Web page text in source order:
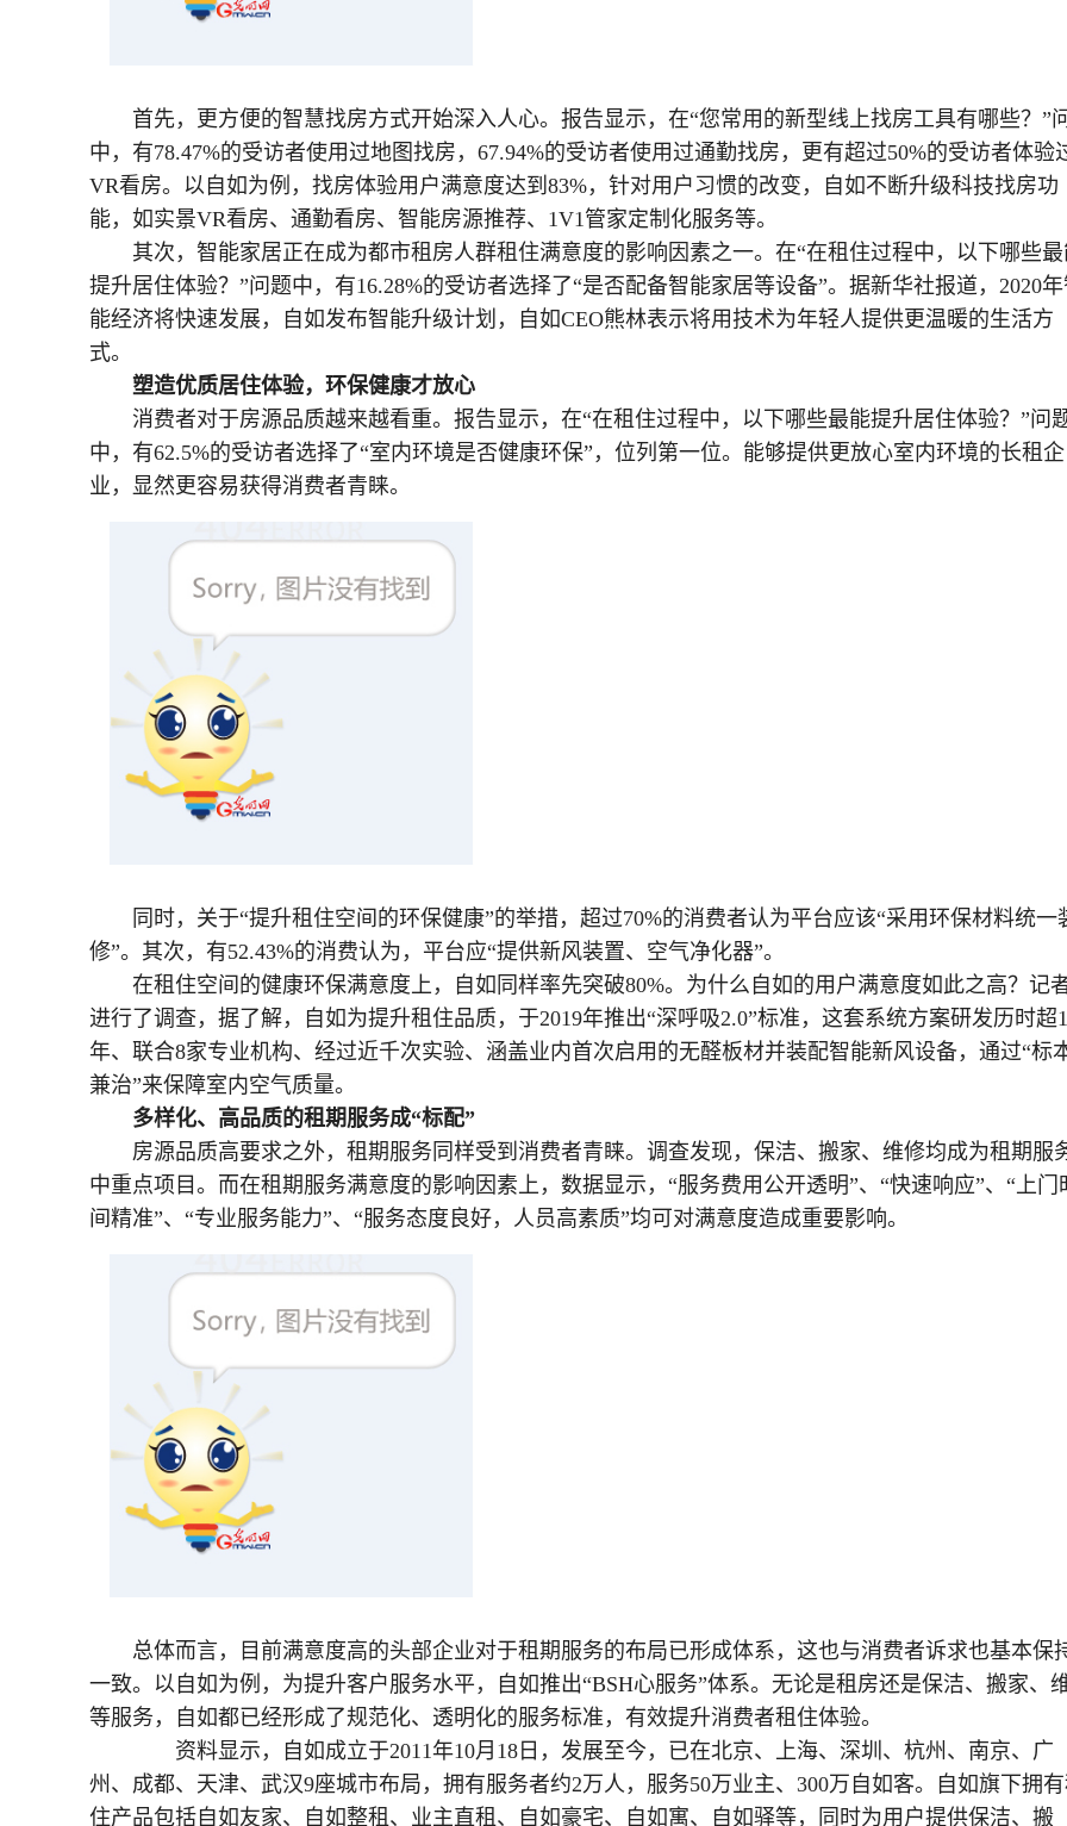
首先，更方便的智慧找房方式开始深入人心。报告显示，在“您常用的新型线上找房工具有哪些？”
中，有78.47%的受访者使用过地图找房，67.94%的受访者使用过通勤找房，更有超过50%的受访者体验
VR看房。以自如为例，找房体验用户满意度达到83%，针对用户习惯的改变，自如不断升级科技找房功
能，如实景VR看房、通勤看房、智能房源推荐、1V1管家定制化服务等。
其次，智能家居正在成为都市租房人群租住满意度的影响因素之一。在“在租住过程中，以下哪些
提升居住体验？”问题中，有16.28%的受访者选择了“是否配备智能家居等设备”。据新华社报道，2020
能经济将快速发展，自如发布智能升级计划，自如CEO熊林表示将用技术为年轻人提供更温暖的生活方
式。
塑造优质居住体验，环保健康才放心
消费者对于房源品质越来越看重。报告显示，在“在租住过程中，以下哪些最能提升居住体验？”问
中，有62.5%的受访者选择了“室内环境是否健康环保”，位列第一位。能够提供更放心室内环境的长租企
业，显然更容易获得消费者青睐。
同时，关于“提升租住空间的环保健康”的举措，超过70%的消费者认为平台应该“采用环保材料统一
修”。其次，有52.43%的消费认为，平台应“提供新风装置、空气净化器”。
在租住空间的健康环保满意度上，自如同样率先突破80%。为什么自如的用户满意度如此之高？记
进行了调查，据了解，自如为提升租住品质，于2019年推出“深呼吸2.0”标准，这套系统方案研发历时超1
年、联合8家专业机构、经过近千次实验、涵盖业内首次启用的无醛板材并装配智能新风设备，通过“标
兼治”来保障室内空气质量。
多样化、高品质的租期服务成“标配”
房源品质高要求之外，租期服务同样受到消费者青睐。调查发现，保洁、搬家、维修均成为租期服
中重点项目。而在租期服务满意度的影响因素上，数据显示，“服务费用公开透明”、“快速响应”、“上门
间精准”、“专业服务能力”、“服务态度良好，人员高素质”均可对满意度造成重要影响。
总体而言，目前满意度高的头部企业对于租期服务的布局已形成体系，这也与消费者诉求也基本保
一致。以自如为例，为提升客户服务水平，自如推出“BSH心服务”体系。无论是租房还是保洁、搬家、
等服务，自如都已经形成了规范化、透明化的服务标准，有效提升消费者租住体验。
资料显示，自如成立于2011年10月18日，发展至今，已在北京、上海、深圳、杭州、南京、广
州、成都、天津、武汉9座城市布局，拥有服务者约2万人，服务50万业主、300万自如客。自如旗下拥
住产品包括自如友家、自如整租、业主直租、自如豪宅、自如寓、自如驿等，同时为用户提供保洁、搬